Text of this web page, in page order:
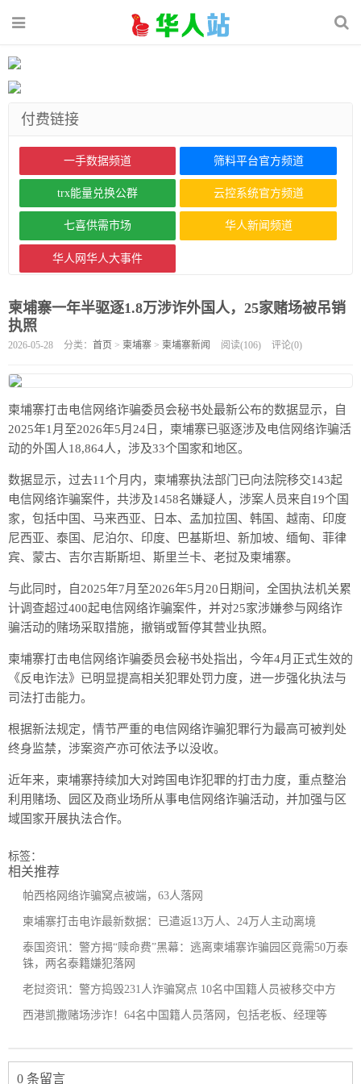
付费链接
一手数据频道 筛料平台官方频道
trx能量兑换公群 云控系统官方频道
七喜供需市场 华人新闻频道
华人网华人大事件
柬埔寨一年半驱逐1.8万涉诈外国人，25家赌场被吊销
执照
2026-05-28 分类： 首页 > 柬埔寨 > 柬埔寨新闻 阅读(106) 评论(0)
柬埔寨打击电信网络诈骗委员会秘书处最新公布的数据显示，自
2025年1月至2026年5月24日，柬埔寨已驱逐涉及电信网络诈骗活
动的外国人18,864人，涉及33个国家和地区。
数据显示，过去11个月内，柬埔寨执法部门已向法院移交143起
电信网络诈骗案件，共涉及1458名嫌疑人，涉案人员来自19个国
家，包括中国、马来西亚、日本、孟加拉国、韩国、越南、印度
尼西亚、泰国、尼泊尔、印度、巴基斯坦、新加坡、缅甸、菲律
宾、蒙古、吉尔吉斯斯坦、斯里兰卡、老挝及柬埔寨。
与此同时，自2025年7月至2026年5月20日期间，全国执法机关累
计调查超过400起电信网络诈骗案件，并对25家涉嫌参与网络诈
骗活动的赌场采取措施，撤销或暂停其营业执照。
柬埔寨打击电信网络诈骗委员会秘书处指出，今年4月正式生效的
《反电诈法》已明显提高相关犯罪处罚力度，进一步强化执法与
司法打击能力。
根据新法规定，情节严重的电信网络诈骗犯罪行为最高可被判处
终身监禁，涉案资产亦可依法予以没收。
近年来，柬埔寨持续加大对跨国电诈犯罪的打击力度，重点整治
利用赌场、园区及商业场所从事电信网络诈骗活动，并加强与区
域国家开展执法合作。
标签：
相关推荐
帕西格网络诈骗窝点被端，63人落网
柬埔寨打击电诈最新数据：已遣返13万人、24万人主动离境
泰国资讯：警方揭“赎命费”黑幕：逃离柬埔寨诈骗园区竟需50万泰
铢，两名泰籍嫌犯落网
老挝资讯：警方捣毁231人诈骗窝点 10名中国籍人员被移交中方
西港凯撒赌场涉诈！64名中国籍人员落网，包括老板、经理等
0 条留言